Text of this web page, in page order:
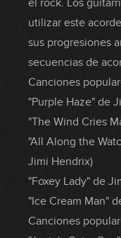
el rock. Los
utilizar este
sus progresiones
secuencias de
Canciones
"Purple Haze" de
"The Wind Cries
"All Along the
Jimi Hendrix)
"Foxey Lady" de
"Ice Cream Man"
Canciones